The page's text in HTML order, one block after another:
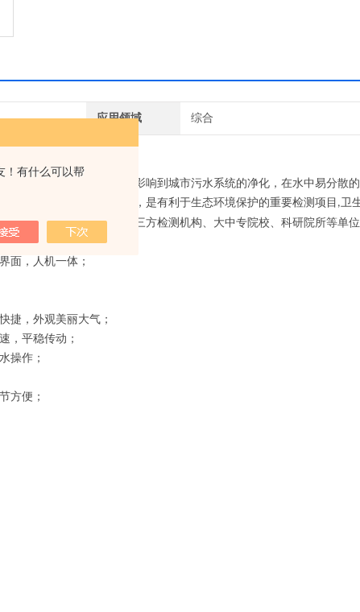
！有什么可以帮
应用领域 综合
测试稳定
其可分解的快慢程度，也影响到城市污水系统的净化，在水中易分散
性，以提高其可分散性能，是有利于生态环境保护的重要检测项目 ,卫
生产厂家、质检系统、第三方检测机构、大中专院校、科研院所等单位
面，人机一体 ；
捷 ， 外观美丽大气 ；
，平稳传动；
操作；
方便；